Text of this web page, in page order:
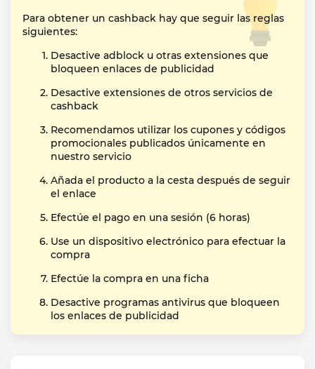
Para obtener un cashback hay que seguir las reglas
siguientes:
Desactive adblock u otras extensiones que
bloqueen enlaces de publicidad
Desactive extensiones de otros servicios de
cashback
Recomendamos utilizar los cupones y códigos
promocionales publicados únicamente en
nuestro servicio
Añada el producto a la cesta después de seguir
el enlace
Efectúe el pago en una sesión (6 horas)
Use un dispositivo electrónico para efectuar la
compra
Efectúe la compra en una ficha
Desactive programas antivirus que bloqueen
los enlaces de publicidad